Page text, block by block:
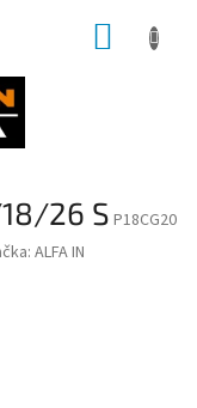
26 S P18CG20
ALFA IN